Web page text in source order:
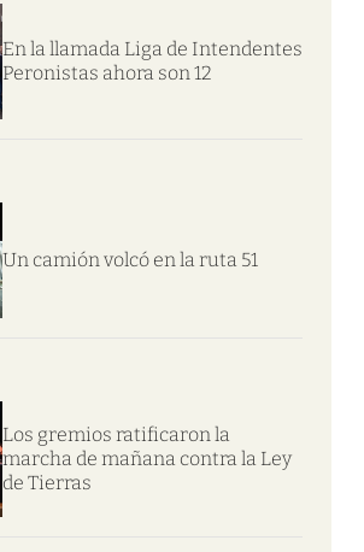
En la llamada Liga de Intendentes
Peronistas ahora son 12
Un camión volcó en la ruta 51
Los gremios ratificaron la
marcha de mañana contra la Ley
de Tierras